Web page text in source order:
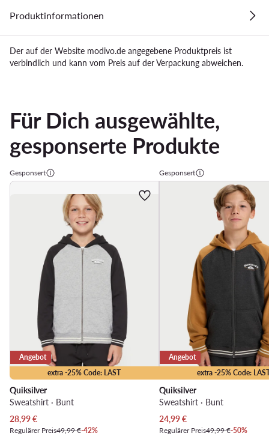
Produktinformationen
Der auf der Website modivo.de angegebene Produktpreis ist
verbindlich und kann vom Preis auf der Verpackung abweichen.
Für Dich ausgewählte,
gesponserte Produkte
Gesponsert
extra -25% Code: LAST
Angebot
Quiksilver
Sweatshirt · Bunt
Aktueller Preis
28,99€
Regulärer Preis49,99 €-42%
Gesponsert
extra -25% Code:
Angebot
Quiksilver
Sweatshirt · Bunt
Aktueller Preis
24,99€
Regulärer Preis49,99 €-50%